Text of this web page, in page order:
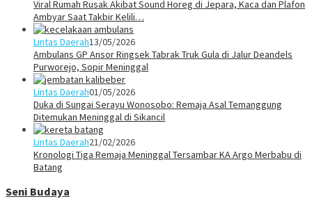
Viral Rumah Rusak Akibat Sound Horeg di Jepara, Kaca dan Plafon
Ambyar Saat Takbir Kelili…
Lintas Daerah13/05/2026
Ambulans GP Ansor Ringsek Tabrak Truk Gula di Jalur Deandels
Purworejo, Sopir Meninggal
Lintas Daerah01/05/2026
Duka di Sungai Serayu Wonosobo: Remaja Asal Temanggung
Ditemukan Meninggal di Sikancil
Lintas Daerah21/02/2026
Kronologi Tiga Remaja Meninggal Tersambar KA Argo Merbabu di
Batang
Seni Budaya